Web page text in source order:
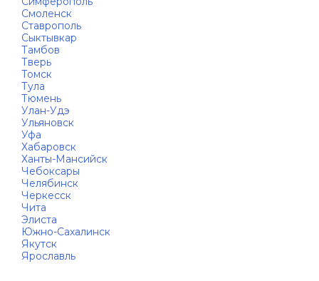
Смоленск
Ставрополь
Сыктывкар
Тамбов
Тверь
Томск
Тула
Тюмень
Улан-Удэ
Ульяновск
Уфа
Хабаровск
Ханты-Мансийск
Чебоксары
Челябинск
Черкесск
Чита
Элиста
Южно-Сахалинск
Якутск
Ярославль